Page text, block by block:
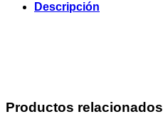
Descripción
Productos relacionados